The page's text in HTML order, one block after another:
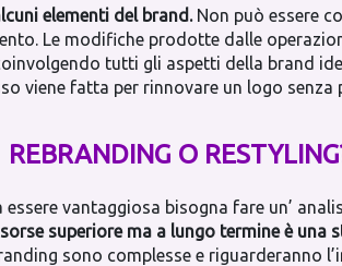
elementi del brand. Non può essere
Le modifiche prodotte dalle
tutti gli aspetti della brand
viene fatta per rinnovare un logo
REBRANDING O
essere vantaggiosa bisogna fare un’
superiore ma a lungo termine è una
sono complesse e riguarderanno